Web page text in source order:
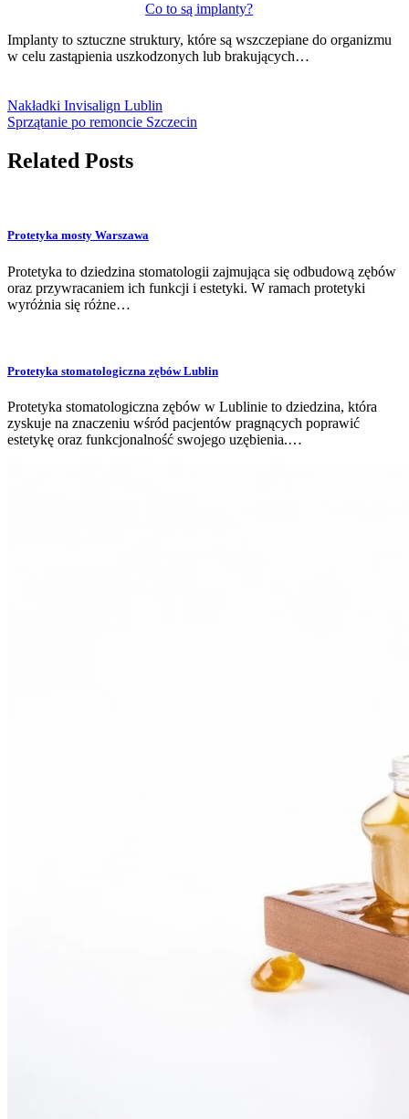
Co to są implanty?
Implanty to sztuczne struktury, które są wszczepiane do organizmu
w celu zastąpienia uszkodzonych lub brakujących…
Nakładki Invisalign Lublin
Sprzątanie po remoncie Szczecin
Related Posts
Protetyka mosty Warszawa
Protetyka to dziedzina stomatologii zajmująca się odbudową zębów
oraz przywracaniem ich funkcji i estetyki. W ramach protetyki
wyróżnia się różne…
Protetyka stomatologiczna zębów Lublin
Protetyka stomatologiczna zębów w Lublinie to dziedzina, która
zyskuje na znaczeniu wśród pacjentów pragnących poprawić
estetykę oraz funkcjonalność swojego uzębienia.…